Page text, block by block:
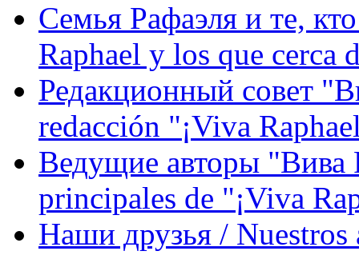
Семья Рафаэля и те,
Raphael y los que cerca
Редакционный совет
redacción "¡Viva
Ведущие авторы "Вива
principales de "¡Viva
Наши друзья / Nuestros